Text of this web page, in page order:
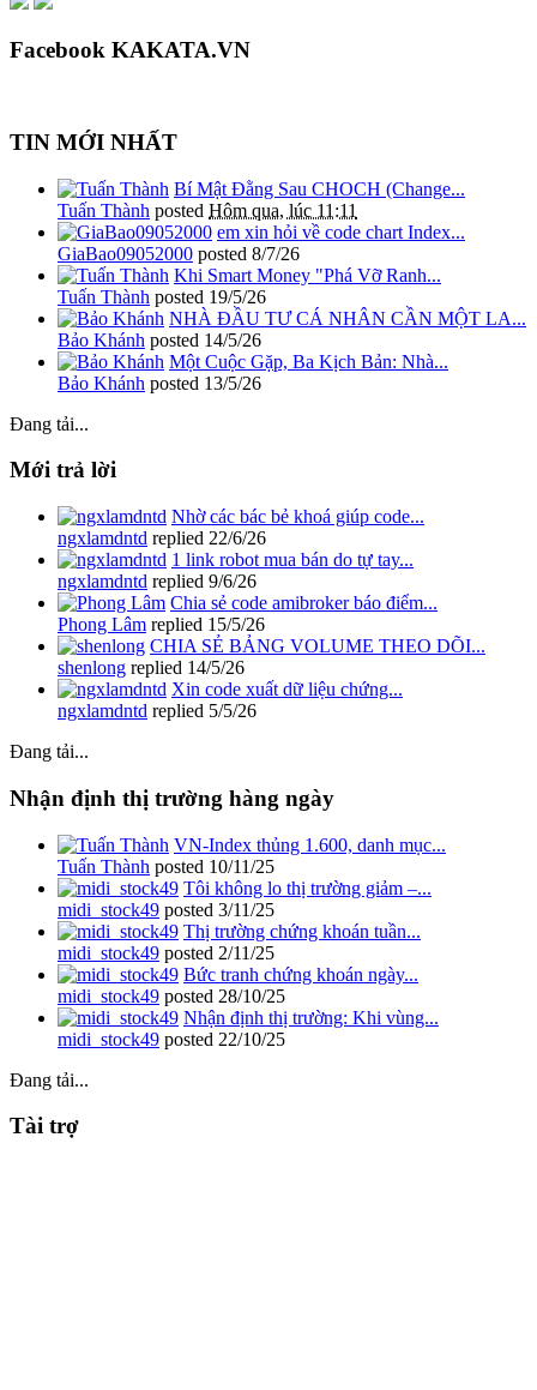
Facebook KAKATA.VN
TIN MỚI NHẤT
Bí Mật Đằng Sau CHOCH (Change...
Tuấn Thành posted Hôm qua, lúc 11:11
em xin hỏi về code chart Index...
GiaBao09052000 posted 8/7/26
Khi Smart Money "Phá Vỡ Ranh...
Tuấn Thành posted 19/5/26
NHÀ ĐẦU TƯ CÁ NHÂN CẦN MỘT LA...
Bảo Khánh posted 14/5/26
Một Cuộc Gặp, Ba Kịch Bản: Nhà...
Bảo Khánh posted 13/5/26
Đang tải...
Mới trả lời
Nhờ các bác bẻ khoá giúp code...
ngxlamdntd replied 22/6/26
1 link robot mua bán do tự tay...
ngxlamdntd replied 9/6/26
Chia sẻ code amibroker báo điểm...
Phong Lâm replied 15/5/26
CHIA SẺ BẢNG VOLUME THEO DÕI...
shenlong replied 14/5/26
Xin code xuất dữ liệu chứng...
ngxlamdntd replied 5/5/26
Đang tải...
Nhận định thị trường hàng ngày
VN-Index thủng 1.600, danh mục...
Tuấn Thành posted 10/11/25
Tôi không lo thị trường giảm –...
midi_stock49 posted 3/11/25
Thị trường chứng khoán tuần...
midi_stock49 posted 2/11/25
Bức tranh chứng khoán ngày...
midi_stock49 posted 28/10/25
Nhận định thị trường: Khi vùng...
midi_stock49 posted 22/10/25
Đang tải...
Tài trợ